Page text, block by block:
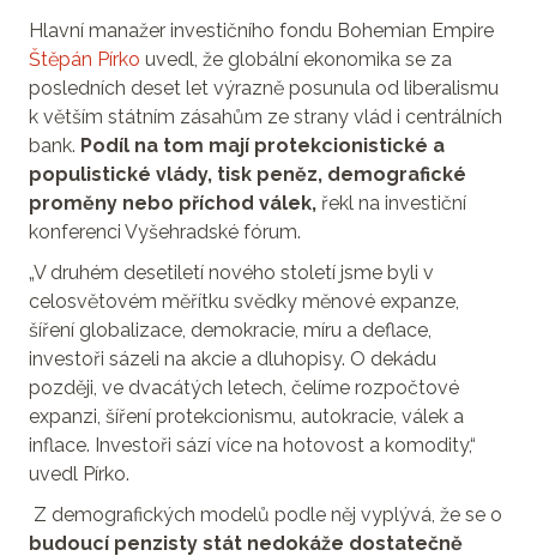
Hlavní manažer investičního fondu Bohemian Empire
Štěpán Pírko uvedl, že globální ekonomika se za
posledních deset let výrazně posunula od liberalismu
k větším státním zásahům ze strany vlád i centrálních
bank. Podíl na tom mají protekcionistické a
populistické vlády, tisk peněz, demografické
proměny nebo příchod válek, řekl na investiční
konferenci Vyšehradské fórum.
„V druhém desetiletí nového století jsme byli v
celosvětovém měřítku svědky měnové expanze,
šíření globalizace, demokracie, míru a deflace,
investoři sázeli na akcie a dluhopisy. O dekádu
později, ve dvacátých letech, čelíme rozpočtové
expanzi, šíření protekcionismu, autokracie, válek a
inflace. Investoři sází více na hotovost a komodity,“
uvedl Pírko.
Z demografických modelů podle něj vyplývá, že se o
budoucí penzisty stát nedokáže dostatečně